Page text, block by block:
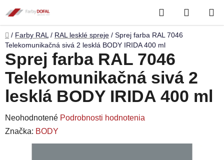
na
obsah
Hľadať
KOŠÍK
Domov
/ Farby RAL / RAL lesklé spreje / Sprej farba RAL 7046
Telekomunikačná sivá 2 lesklá BODY IRIDA 400 ml
Sprej farba RAL 7046
Telekomunikačná sivá 2
lesklá BODY IRIDA 400 ml
Priemerné
hodnotenie
produktu
Neohodnotené Podrobnosti hodnotenia
Značka: BODY